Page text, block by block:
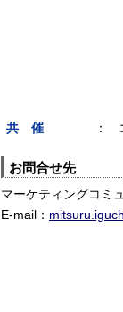
共 催 ：
お問合せ先
マーケティングコ
E-mail：